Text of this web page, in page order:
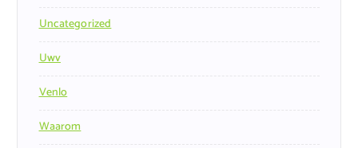
Uncategorized
Uwv
Venlo
Waarom